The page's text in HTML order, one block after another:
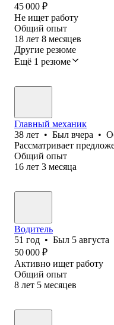
45 000 ₽
Не ищет работу
Общий опыт
18 лет 8 месяцев
Другие резюме
Ещё 1 резюме
Главный механик
38 лет • Был вчера •
Рассматривает
Общий опыт
16 лет 3 месяца
Водитель
51 год • Был 5 августа
50 000 ₽
Активно ищет работу
Общий опыт
8 лет 5 месяцев